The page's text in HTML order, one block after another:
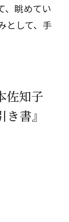
、眺めてい
として、手
佐知子
書』